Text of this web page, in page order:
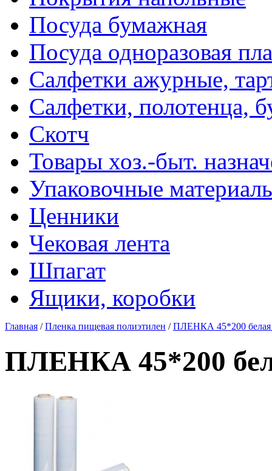
Посуда бумажная
Посуда одноразовая
Салфетки ажурные,
Салфетки, полотенца,
Скотч
Товары хоз.-быт.
Упаковочные
Ценники
Чековая лента
Шпагат
Ящики, коробки
Главная /Пленка пищевая полиэтилен /ПЛЕНКА 45*200
ПЛЕНКА 45*200